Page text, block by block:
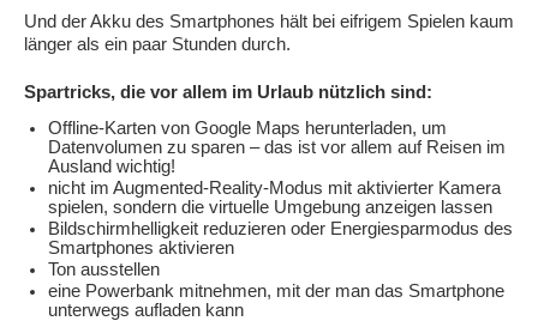
Und der Akku des Smartphones hält bei eifrigem Spielen kaum
länger als ein paar Stunden durch.
Spartricks, die vor allem im Urlaub nützlich sind:
Offline-Karten von Google Maps herunterladen, um
Datenvolumen zu sparen – das ist vor allem auf Reisen im
Ausland wichtig!
nicht im Augmented-Reality-Modus mit aktivierter Kamera
spielen, sondern die virtuelle Umgebung anzeigen lassen
Bildschirmhelligkeit reduzieren oder Energiesparmodus des
Smartphones aktivieren
Ton ausstellen
eine Powerbank mitnehmen, mit der man das Smartphone
unterwegs aufladen kann